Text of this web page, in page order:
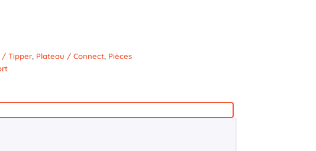
/ Tipper, Plateau / Connect, Pièces